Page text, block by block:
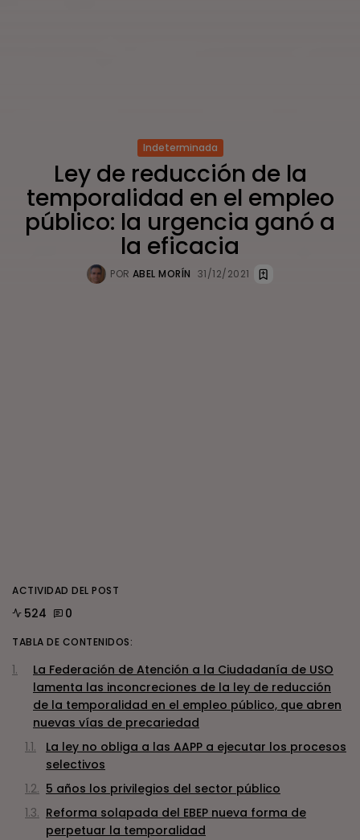
Indeterminada
Ley de reducción de la
temporalidad en el empleo
público: la urgencia ganó a
la eficacia
POR ABEL MORÍN 31/12/2021
ACTIVIDAD DEL POST
524 0
TABLA DE CONTENIDOS:
La Federación de Atención a la Ciudadanía de USO
lamenta las inconcreciones de la ley de reducción
de la temporalidad en el empleo público, que abren
nuevas vías de precariedad
La ley no obliga a las AAPP a ejecutar los procesos
selectivos
5 años los privilegios del sector público
Reforma solapada del EBEP nueva forma de
perpetuar la temporalidad